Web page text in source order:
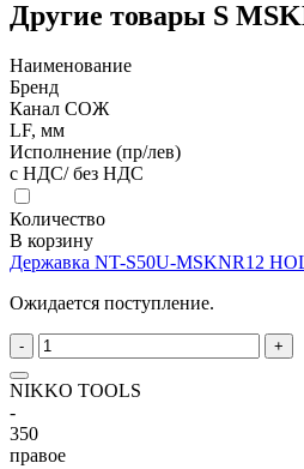
Другие товары S
Наименование
Бренд
Канал СОЖ
LF, мм
Исполнение (пр/лев)
с НДС/ без НДС
Количество
В корзину
Державка NT-S50U-MSKNR12
Ожидается поступление.
- +
NIKKO TOOLS
-
350
правое